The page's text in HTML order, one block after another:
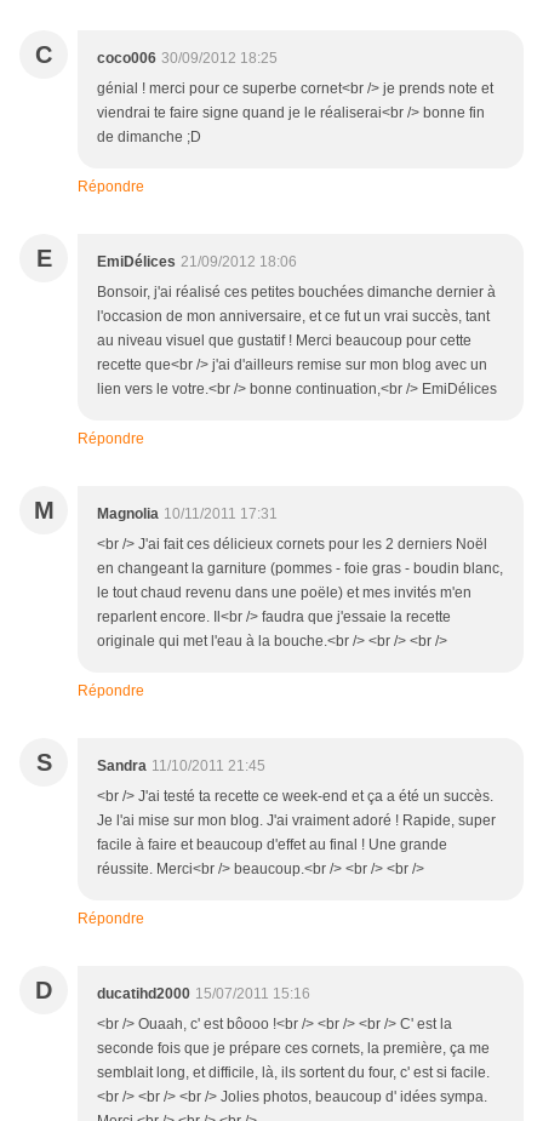
C coco006 30/09/2012 18:25
génial ! merci pour ce superbe cornet<br /> je prends note et
viendrai te faire signe quand je le réaliserai<br /> bonne fin
de dimanche ;D
Répondre
E EmiDélices 21/09/2012 18:06
Bonsoir, j'ai réalisé ces petites bouchées dimanche dernier à
l'occasion de mon anniversaire, et ce fut un vrai succès, tant
au niveau visuel que gustatif ! Merci beaucoup pour cette
recette que<br /> j'ai d'ailleurs remise sur mon blog avec un
lien vers le votre.<br /> bonne continuation,<br /> EmiDélices
Répondre
M Magnolia 10/11/2011 17:31
<br /> J'ai fait ces délicieux cornets pour les 2 derniers Noël
en changeant la garniture (pommes - foie gras - boudin blanc,
le tout chaud revenu dans une poële) et mes invités m'en
reparlent encore. Il<br /> faudra que j'essaie la recette
originale qui met l'eau à la bouche.<br /> <br /> <br />
Répondre
S Sandra 11/10/2011 21:45
<br /> J'ai testé ta recette ce week-end et ça a été un succès.
Je l'ai mise sur mon blog. J'ai vraiment adoré ! Rapide, super
facile à faire et beaucoup d'effet au final ! Une grande
réussite. Merci<br /> beaucoup.<br /> <br /> <br />
Répondre
D ducatihd2000 15/07/2011 15:16
<br /> Ouaah, c' est bôooo !<br /> <br /> <br /> C' est la
seconde fois que je prépare ces cornets, la première, ça me
semblait long, et difficile, là, ils sortent du four, c' est si facile.
<br /> <br /> <br /> Jolies photos, beaucoup d' idées sympa.